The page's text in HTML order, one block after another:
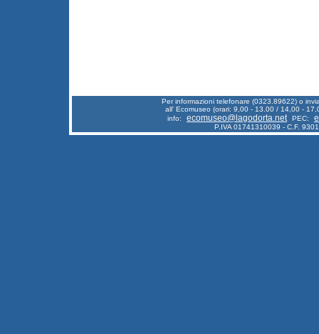
Per informazioni telefonare (0323.89622) o
all' Ecomuseo (orari: 9,00 - 13.00 / 14,00 -
info:
ecomuseo@lagodorta.net PEC:
P.IVA 01741310039 - C.F.